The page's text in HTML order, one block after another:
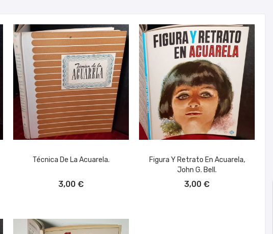
Técnica De La Acuarela.
3,00 €
Figura Y Retrato En Acuarela,
John G. Bell.
3,00 €